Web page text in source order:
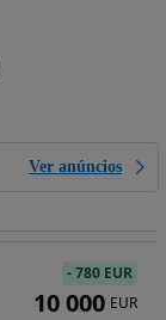
Ver anúncios
-780 EUR
10 000 EUR